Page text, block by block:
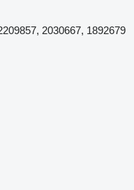
2030667, 1892679